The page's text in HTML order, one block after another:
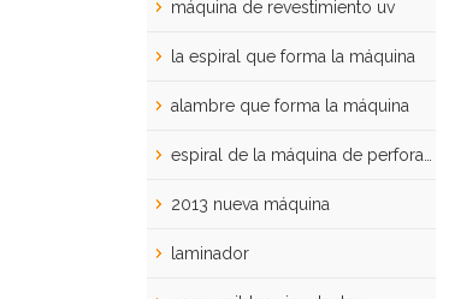
máquina de revestimiento uv
la espiral que forma la máquina
alambre que forma la máquina
2013 nueva máquina
laminador